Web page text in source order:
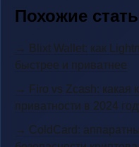
Похожие
→ Blixt Wallet: как
быстрее и приватнее
→ Firo vs Zcash: какая
приватности в 2024
→ ColdCard: